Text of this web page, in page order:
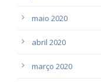
maio 2020
abril 2020
março 2020